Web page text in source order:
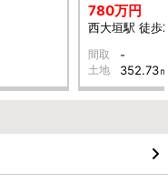
780万円
西大垣駅 徒歩
間取 -
土地 352.73